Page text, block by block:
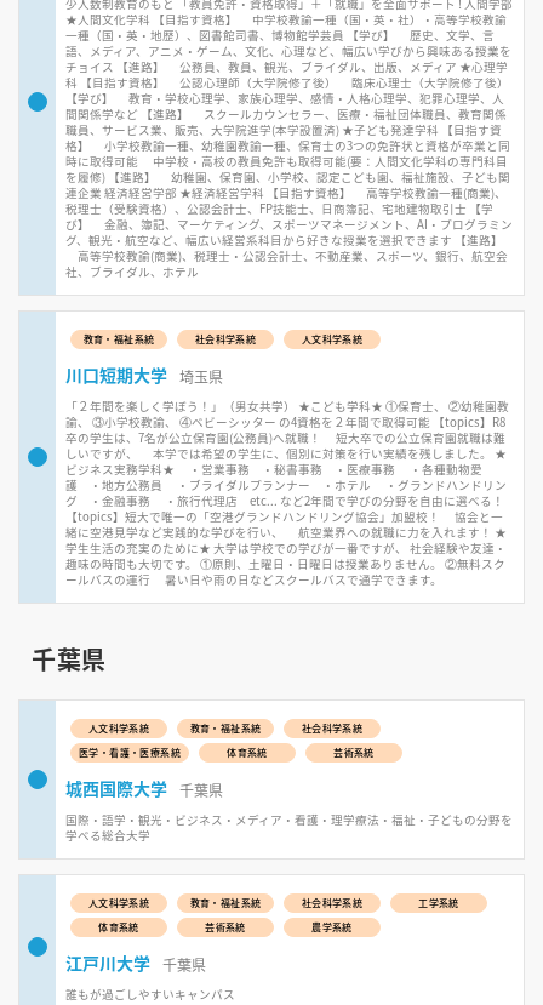
少人数制教育のもと 「教員免許・資格取得」＋「就職」を全面サポート ! 人間学部
★人間文化学科 【目指す資格】 中学校教諭一種（国・英・社）・高等学校教諭
一種（国・英・地歴）、図書館司書、博物館学芸員 【学び】 歴史、文学、言
語、メディア、アニメ・ゲーム、文化、心理など、幅広い学びから興味ある授業を
チョイス 【進路】 公務員、教員、観光、ブライダル、出版、メディア ★心理学
科 【目指す資格】 公認心理師（大学院修了後） 臨床心理士（大学院修了後）
【学び】 教育・学校心理学、家族心理学、感情・人格心理学、犯罪心理学、人
間関係学など 【進路】 スクールカウンセラー、医療・福祉団体職員、教育関係
職員、サービス業、販売、大学院進学(本学設置済) ★子ども発達学科 【目指す資
格】 小学校教諭一種、幼稚園教諭一種、保育士の3つの免許状と資格が卒業と同
時に取得可能 中学校・高校の教員免許も取得可能(要：人間文化学科の専門科目
を履修) 【進路】 幼稚園、保育園、小学校、認定こども園、福祉施設、子ども関
連企業 経済経営学部 ★経済経営学科 【目指す資格】 高等学校教諭一種(商業)、
税理士（受験資格）、公認会計士、FP技能士、日商簿記、宅地建物取引士 【学
び】 金融、簿記、マーケティング、スポーツマネージメント、AI・プログラミン
グ、観光・航空など、幅広い経営系科目から好きな授業を選択できます 【進路】
高等学校教諭(商業)、税理士・公認会計士、不動産業、スポーツ、銀行、航空会
社、ブライダル、ホテル
教育・福祉系統 社会科学系統 人文科学系統
川口短期大学 埼玉県
「２年間を楽しく学ぼう！」（男女共学） ★こども学科★ ①保育士、 ②幼稚園教
諭、 ③小学校教諭、 ④ベビーシッター の4資格を２年間で取得可能 【topics】R8
卒の学生は、7名が公立保育園(公務員)へ就職！ 短大卒での公立保育園就職は難
しいですが、 本学では希望の学生に、個別に対策を行い実績を残しました。 ★
ビジネス実務学科★ ・営業事務 ・秘書事務 ・医療事務 ・各種動物愛
護 ・地方公務員 ・ブライダルプランナー ・ホテル ・グランドハンドリン
グ ・金融事務 ・旅行代理店 etc... など2年間で学びの分野を自由に選べる！
【topics】短大で唯一の「空港グランドハンドリング協会」加盟校！ 協会と一
緒に空港見学など実践的な学びを行い、 航空業界への就職に力を入れます！ ★
学生生活の充実のために★ 大学は学校での学びが一番ですが、 社会経験や友達・
趣味の時間も大切です。 ①原則、土曜日・日曜日は授業ありません。 ②無料スク
ールバスの運行 暑い日や雨の日などスクールバスで通学できます。
千葉県
人文科学系統 教育・福祉系統
社会科学系統
医学・看護・医療系統
体育系統 芸術系統
城西国際大学 千葉県
国際・語学・観光・ビジネス・メディア・看護・理学療法・福祉・子どもの分野を
学べる総合大学
人文科学系統 教育・福祉系統 社会科学系統
工学系統
体育系統
芸術系統 農学系統
江戸川大学 千葉県
誰もが過ごしやすいキャンパス